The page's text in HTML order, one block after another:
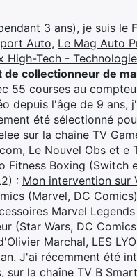
3 ans), je suis le
Auto, Le Mag Auto
High-Tech -
de collectionneur de
55 courses au
depuis l'âge de 9 ans,
été sélectionné
sur la chaîne TV
Le Nouvel Obs et e
Fitness Boxing (Switch
: Mon intervention sur
(Marvel, DC
Marvel
(Star Wars, DC
Marchal, LES
J'ai récemment été
sur la chaîne TV B